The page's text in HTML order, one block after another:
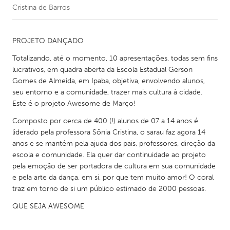
CANADA
Amherstburg
Kitchener-Waterloo
New Glasgow
Newmarket
Ottawa
South Shore
Toronto
MALAYSIA
Kuala Lumpur
NETHERLANDS
Leiden
Rotterdam
Cristina de Barros
PROJETO DANÇADO
Totalizando, até o momento, 10 apresentações, todas sem fins
lucrativos, em quadra aberta da Escola Estadual Gerson
Gomes de Almeida, em Ipaba, objetiva, envolvendo alunos,
seu entorno e a comunidade, trazer mais cultura à cidade.
Este é o projeto Awesome de Março!
Composto por cerca de 400 (!) alunos de 07 a 14 anos é
liderado pela professora Sônia Cristina, o sarau faz agora 14
anos e se mantém pela ajuda dos pais, professores, direção da
escola e comunidade. Ela quer dar continuidade ao projeto
pela emoção de ser portadora de cultura em sua comunidade
e pela arte da dança, em si, por que tem muito amor! O coral
traz em torno de si um público estimado de 2000 pessoas.
QUE SEJA AWESOME